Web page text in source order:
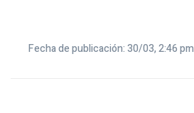
Fecha de publicación: 30/03, 2:46 pm